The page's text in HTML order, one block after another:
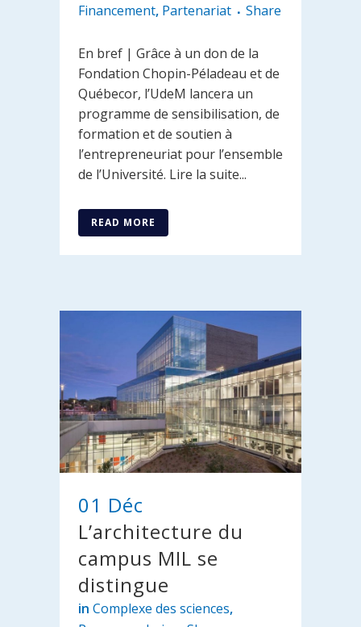
Financement, Partenariat Share
En bref | Grâce à un don de la
Fondation Chopin-Péladeau et de
Québecor, l’UdeM lancera un
programme de sensibilisation, de
formation et de soutien à
l’entrepreneuriat pour l’ensemble
de l’Université. Lire la suite...
READ MORE
01 Déc
L’architecture du
campus MIL se
distingue
in Complexe des sciences,